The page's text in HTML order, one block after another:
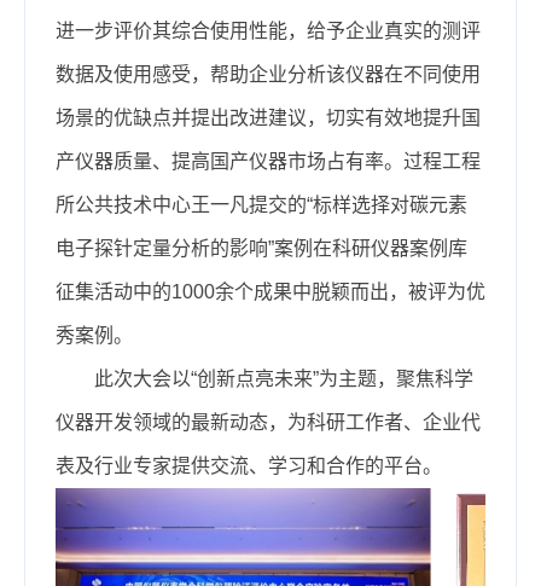
进一步评价其综合使用性能，给予企业真实的测评
数据及使用感受，帮助企业分析该仪器在不同使用
场景的优缺点并提出改进建议，切实有效地提升国
产仪器质量、提高国产仪器市场占有率。过程工程
所公共技术中心王一凡提交的“标样选择对碳元素
电子探针定量分析的影响”案例在科研仪器案例库
征集活动中的1000余个成果中脱颖而出，被评为优
秀案例。
此次大会以“创新点亮未来”为主题，聚焦科学
仪器开发领域的最新动态，为科研工作者、企业代
表及行业专家提供交流、学习和合作的平台。